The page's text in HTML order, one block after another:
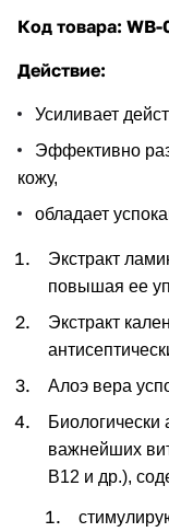
Код товара: WB-
Действие:
Усиливает
Эффективно
кожу,
обладает
Экстракт
повышая ее
Экстракт
Алоэ вера
важнейших
B12 и др.),